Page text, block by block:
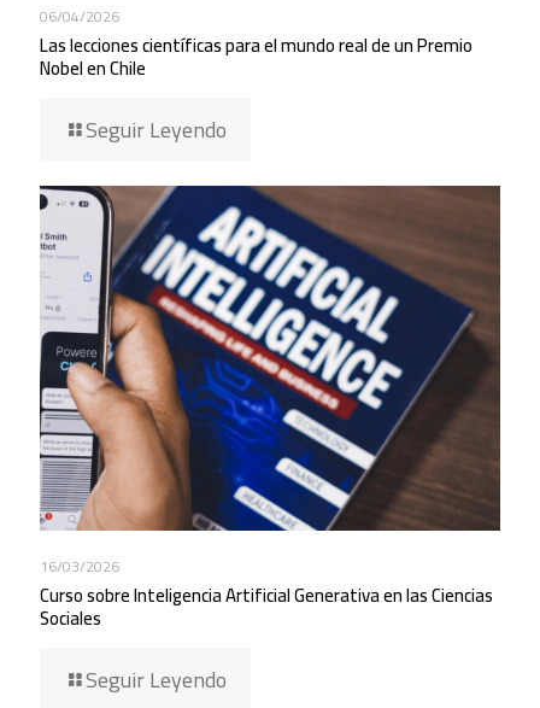
06/04/2026
Las lecciones científicas para el mundo real de un Premio
Nobel en Chile
Seguir Leyendo
16/03/2026
Curso sobre Inteligencia Artificial Generativa en las Ciencias
Sociales
Seguir Leyendo